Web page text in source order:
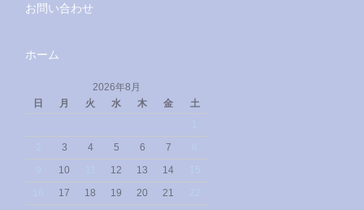
お問い合わせ
ホーム
2026年8月
日
月 火 水 木 金
土
3 4 5 6 7
10 12 13 14
17 18 19 20 21